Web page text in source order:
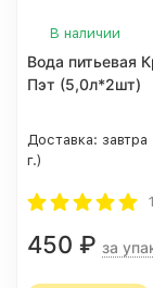
В наличии
Вода питьевая
Пэт (5,0л*2шт)
Доставка:
г.)
450 ₽ за